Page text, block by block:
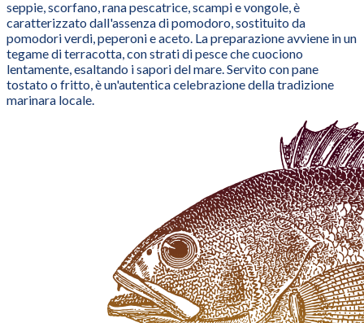
seppie, scorfano, rana pescatrice, scampi e vongole, è
caratterizzato dall'assenza di pomodoro, sostituito da
pomodori verdi, peperoni e aceto. La preparazione avviene in un
tegame di terracotta, con strati di pesce che cuociono
lentamente, esaltando i sapori del mare. Servito con pane
tostato o fritto, è un'autentica celebrazione della tradizione
marinara locale.